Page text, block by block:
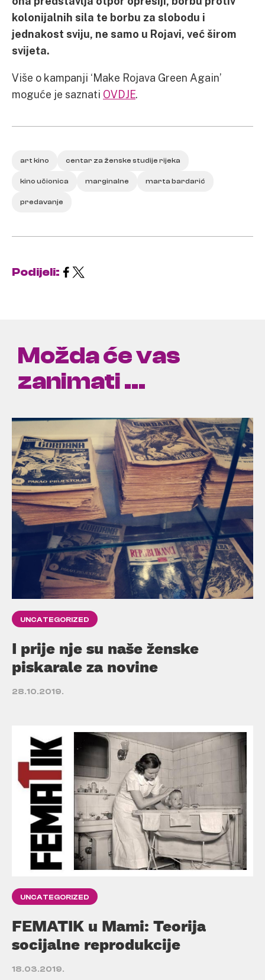
kolonijalnih sila te borbu za slobodu i
jednakost sviju, ne samo u Rojavi, već širom
svijeta.
Više o kampanji ‘Make Rojava Green Again’
moguće je saznati OVDJE.
art kino centar za ženske studije rijeka
kino učionica marginalne marta bardarić
predavanje
Podijeli:
Možda će vas
zanimati ...
UNCATEGORIZED
I prije nje su naše ženske
piskarale za novine
28.10.2019.
UNCATEGORIZED
FEMATIK u Mami: Teorija
socijalne reprodukcije
18.03.2019.